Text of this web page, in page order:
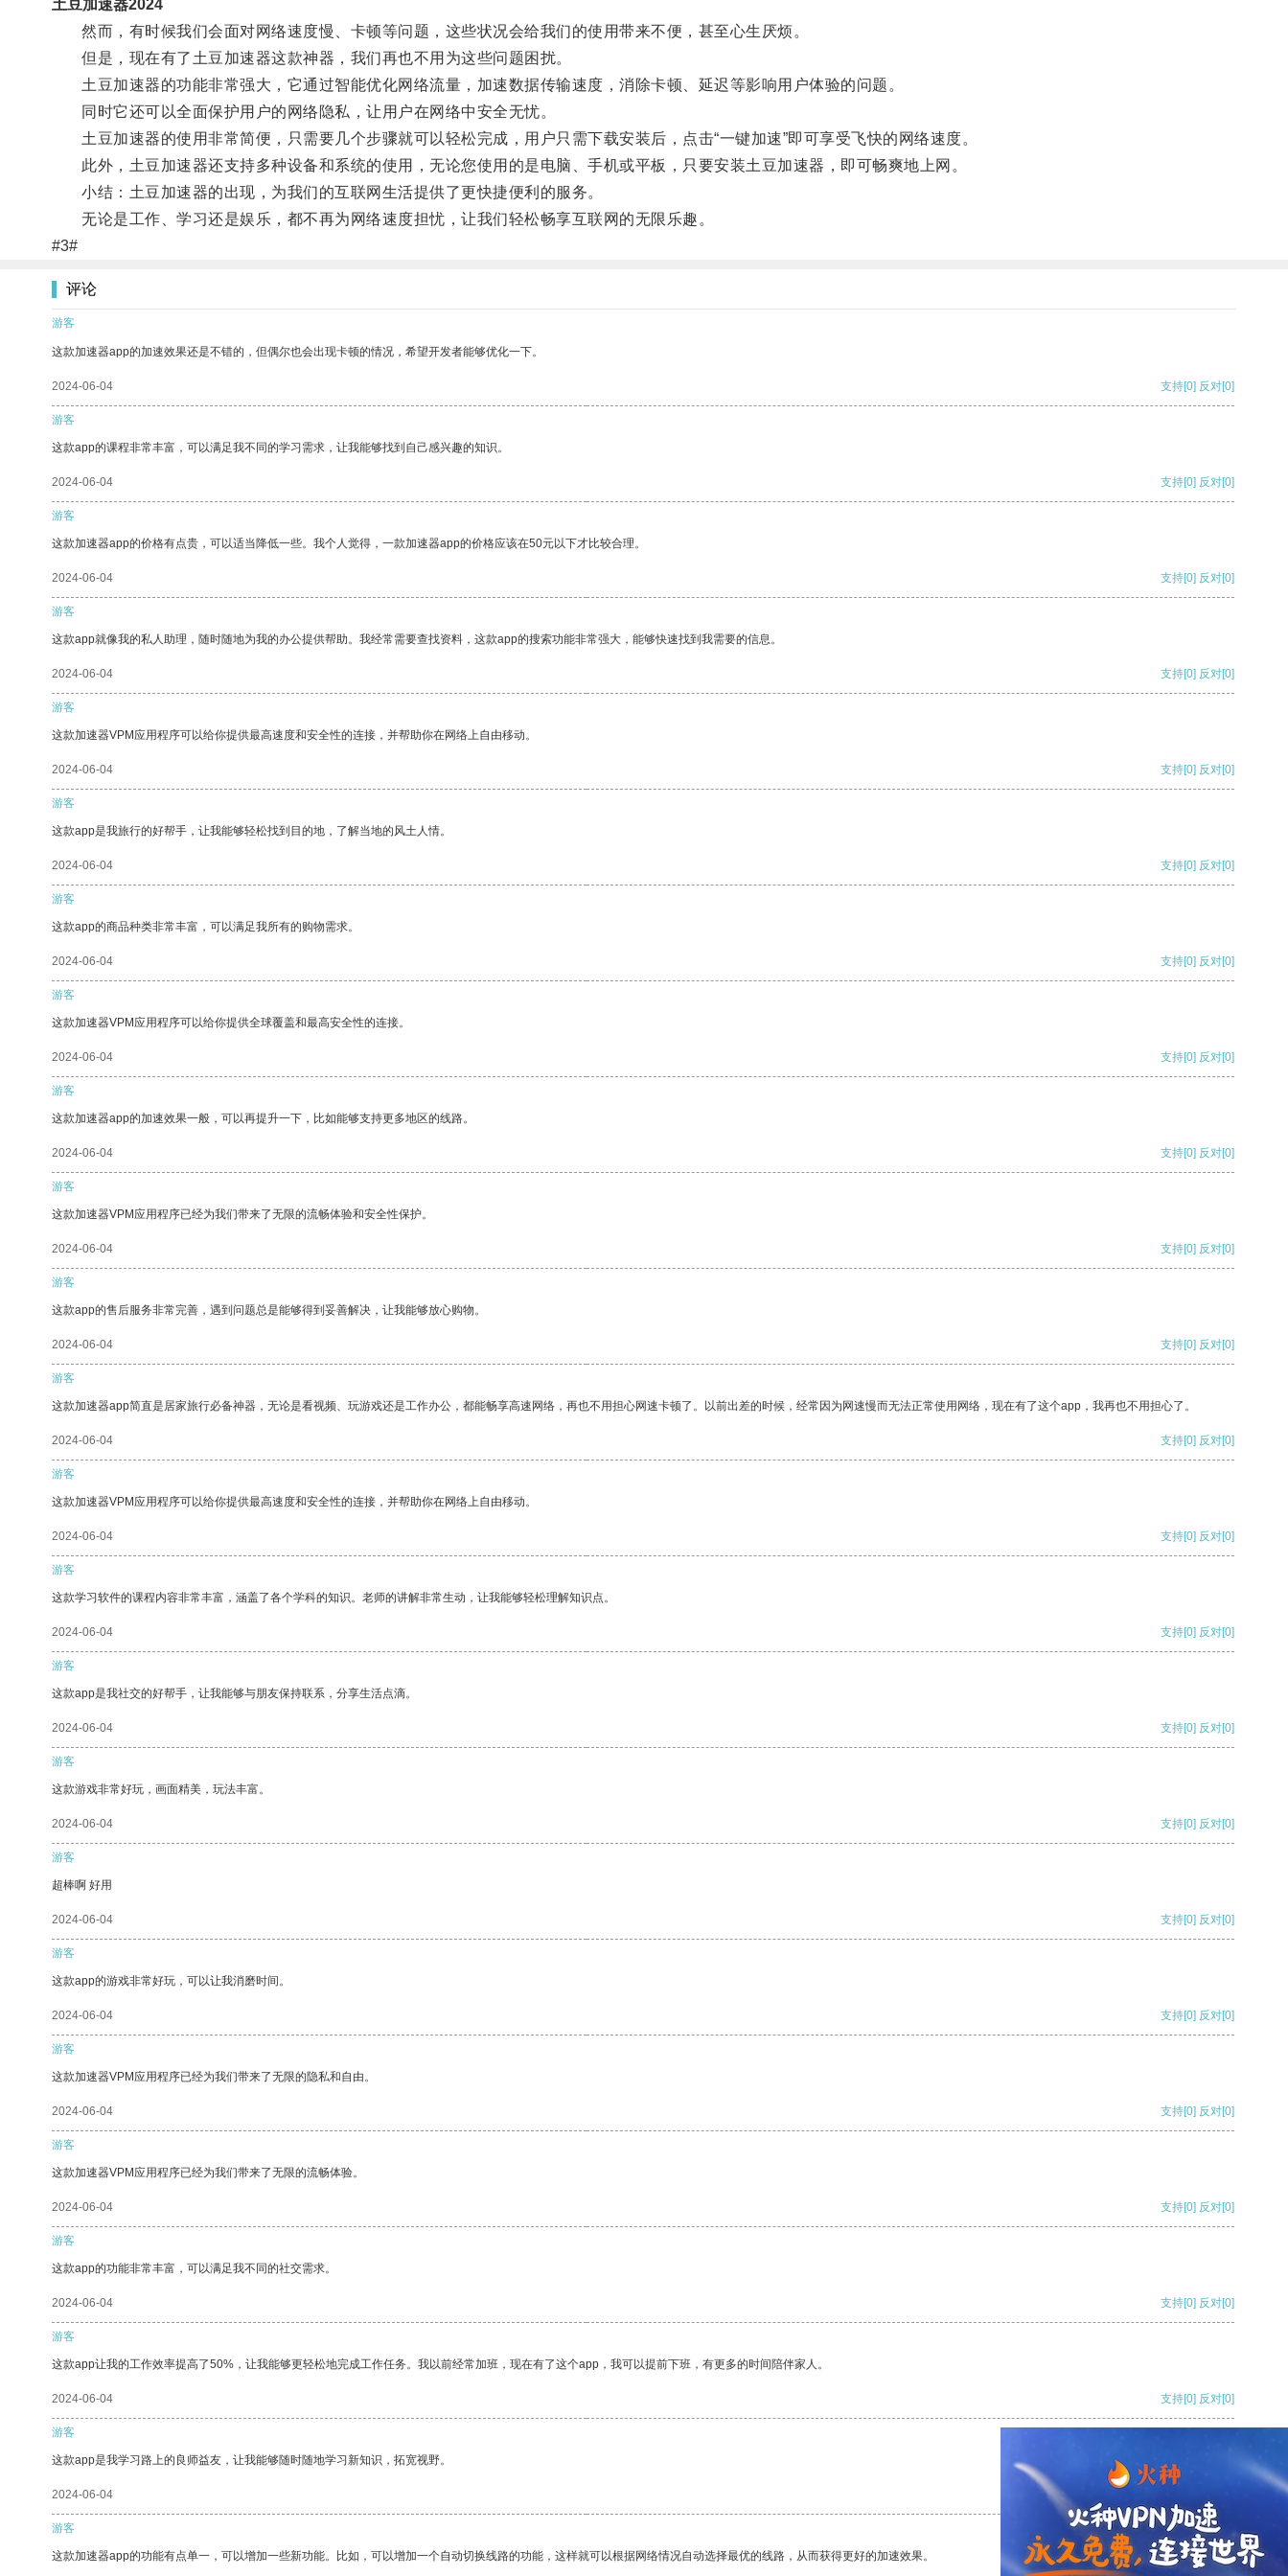
土豆加速器2024
然而，有时候我们会面对网络速度慢、卡顿等问题，这些状况会给我们的使用带来不便，甚至心生厌烦。
但是，现在有了土豆加速器这款神器，我们再也不用为这些问题困扰。
土豆加速器的功能非常强大，它通过智能优化网络流量，加速数据传输速度，消除卡顿、延迟等影响用户体验的问题。
同时它还可以全面保护用户的网络隐私，让用户在网络中安全无忧。
土豆加速器的使用非常简便，只需要几个步骤就可以轻松完成，用户只需下载安装后，点击“一键加速”即可享受飞快的网络速度。
此外，土豆加速器还支持多种设备和系统的使用，无论您使用的是电脑、手机或平板，只要安装土豆加速器，即可畅爽地上网。
小结：土豆加速器的出现，为我们的互联网生活提供了更快捷便利的服务。
无论是工作、学习还是娱乐，都不再为网络速度担忧，让我们轻松畅享互联网的无限乐趣。
#3#
评论
游客
这款加速器app的加速效果还是不错的，但偶尔也会出现卡顿的情况，希望开发者能够优化一下。
2024-06-04 支持[0] 反对[0]
游客
这款app的课程非常丰富，可以满足我不同的学习需求，让我能够找到自己感兴趣的知识。
2024-06-04 支持[0] 反对[0]
游客
这款加速器app的价格有点贵，可以适当降低一些。我个人觉得，一款加速器app的价格应该在50元以下才比较合理。
2024-06-04 支持[0] 反对[0]
游客
这款app就像我的私人助理，随时随地为我的办公提供帮助。我经常需要查找资料，这款app的搜索功能非常强大，能够快速找到我需要的信息。
2024-06-04 支持[0] 反对[0]
游客
这款加速器VPM应用程序可以给你提供最高速度和安全性的连接，并帮助你在网络上自由移动。
2024-06-04 支持[0] 反对[0]
游客
这款app是我旅行的好帮手，让我能够轻松找到目的地，了解当地的风土人情。
2024-06-04 支持[0] 反对[0]
游客
这款app的商品种类非常丰富，可以满足我所有的购物需求。
2024-06-04 支持[0] 反对[0]
游客
这款加速器VPM应用程序可以给你提供全球覆盖和最高安全性的连接。
2024-06-04 支持[0] 反对[0]
游客
这款加速器app的加速效果一般，可以再提升一下，比如能够支持更多地区的线路。
2024-06-04 支持[0] 反对[0]
游客
这款加速器VPM应用程序已经为我们带来了无限的流畅体验和安全性保护。
2024-06-04 支持[0] 反对[0]
游客
这款app的售后服务非常完善，遇到问题总是能够得到妥善解决，让我能够放心购物。
2024-06-04 支持[0] 反对[0]
游客
这款加速器app简直是居家旅行必备神器，无论是看视频、玩游戏还是工作办公，都能畅享高速网络，再也不用担心网速卡顿了。以前出差的时候，经常因为网速慢而无法正常使用网络，现在有了这个app，我再也不用担心了。
2024-06-04 支持[0] 反对[0]
游客
这款加速器VPM应用程序可以给你提供最高速度和安全性的连接，并帮助你在网络上自由移动。
2024-06-04 支持[0] 反对[0]
游客
这款学习软件的课程内容非常丰富，涵盖了各个学科的知识。老师的讲解非常生动，让我能够轻松理解知识点。
2024-06-04 支持[0] 反对[0]
游客
这款app是我社交的好帮手，让我能够与朋友保持联系，分享生活点滴。
2024-06-04 支持[0] 反对[0]
游客
这款游戏非常好玩，画面精美，玩法丰富。
2024-06-04 支持[0] 反对[0]
游客
超棒啊 好用
2024-06-04 支持[0] 反对[0]
游客
这款app的游戏非常好玩，可以让我消磨时间。
2024-06-04 支持[0] 反对[0]
游客
这款加速器VPM应用程序已经为我们带来了无限的隐私和自由。
2024-06-04 支持[0] 反对[0]
游客
这款加速器VPM应用程序已经为我们带来了无限的流畅体验。
2024-06-04 支持[0] 反对[0]
游客
这款app的功能非常丰富，可以满足我不同的社交需求。
2024-06-04 支持[0] 反对[0]
游客
这款app让我的工作效率提高了50%，让我能够更轻松地完成工作任务。我以前经常加班，现在有了这个app，我可以提前下班，有更多的时间陪伴家人。
2024-06-04 支持[0] 反对[0]
游客
这款app是我学习路上的良师益友，让我能够随时随地学习新知识，拓宽视野。
2024-06-04
游客
这款加速器app的功能有点单一，可以增加一些新功能。比如，可以增加一个自动切换线路的功能，这样就可以根据网络情况自动选择最优的线路，从而获得更好的加速效果。